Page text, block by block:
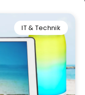
IT & Technik